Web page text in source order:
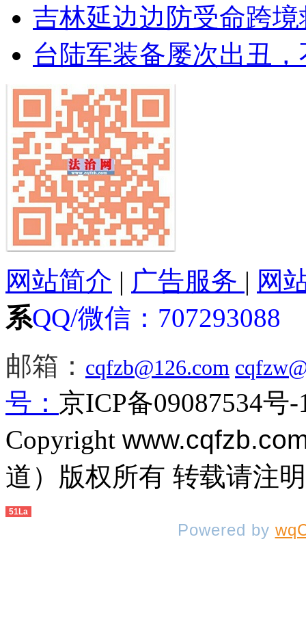
吉林延边边防受命跨
台陆军装备屡次出丑
网站简介 | 广告服务 | 网
系QQ/微信： 707293088
邮箱： cqfzb@126.com
号： 京ICP备09087534号-
Copyright
道）版权所有 转载请注
51La
Powered by